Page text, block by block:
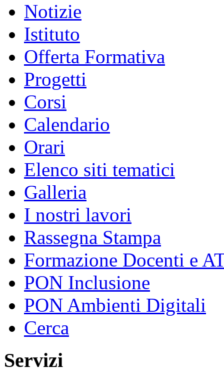
Notizie
Istituto
Offerta Formativa
Progetti
Corsi
Calendario
Orari
Elenco siti tematici
Galleria
I nostri lavori
Rassegna Stampa
Formazione Docenti e
PON Inclusione
PON Ambienti Digitali
Cerca
Servizi